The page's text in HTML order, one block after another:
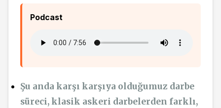
Podcast
Şu anda karşı karşıya olduğumuz darbe
süreci, klasik askeri darbelerden farklı,